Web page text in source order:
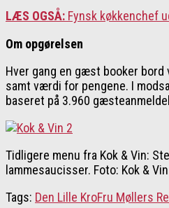
LÆS OGSÅ: Fynsk køkkenchef
Om opgørelsen
Hver gang en gæst booker bord
samt værdi for pengene. I
baseret på 3.960
Tidligere menu fra Kok & Vin:
lammesaucisser. Foto: Kok & Vin
Tags: Den Lille KroFru Møllers